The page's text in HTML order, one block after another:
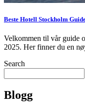
Beste Hotell Stockholm
Velkommen til vår guide
2025. Her finner du en
Search
Blogg